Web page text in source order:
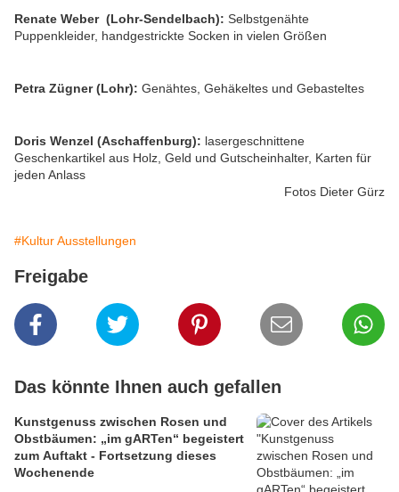
Renate Weber (Lohr-Sendelbach): Selbstgenähte
Puppenkleider, handgestrickte Socken in vielen Größen
Petra Zügner (Lohr): Genähtes, Gehäkeltes und Gebasteltes
Doris Wenzel (Aschaffenburg): lasergeschnittene
Geschenkartikel aus Holz, Geld und Gutscheinhalter, Karten für
jeden Anlass
Fotos Dieter Gürz
#Kultur Ausstellungen
Freigabe
Das könnte Ihnen auch gefallen
Kunstgenuss zwischen Rosen und
Obstbäumen: „im gARTen“ begeistert
zum Auftakt - Fortsetzung dieses
Wochenende